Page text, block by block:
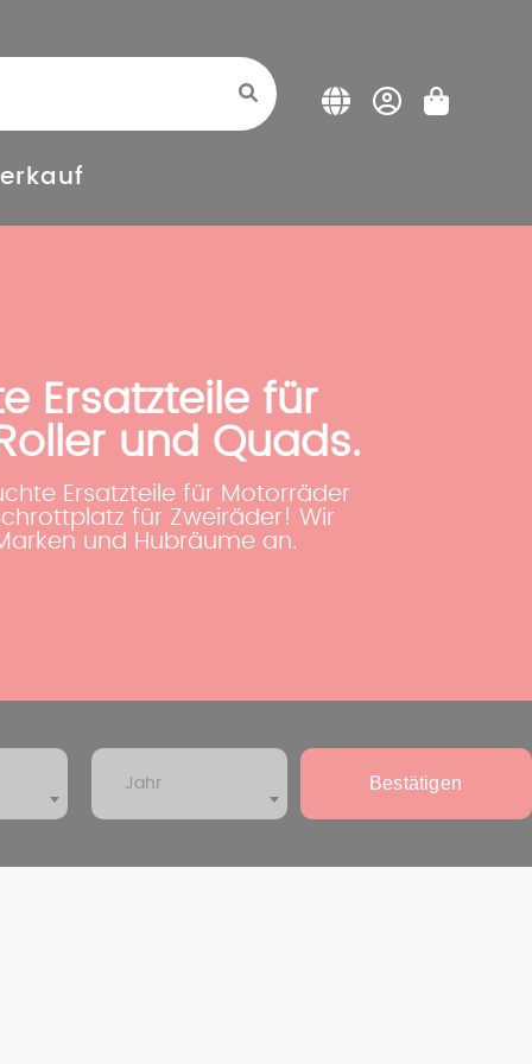
Ersatzteile für
und Quads.
Ersatzteile für Motorräder
für Zweiräder! Wir
und Hubräume an.
Jahr Bestätigen